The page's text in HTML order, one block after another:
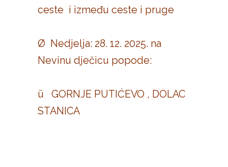
ceste i između ceste i pruge
Ø Nedjelja: 28. 12. 2025. na
Nevinu dječicu popode:
ü GORNJE PUTIĆEVO , DOLAC
STANICA